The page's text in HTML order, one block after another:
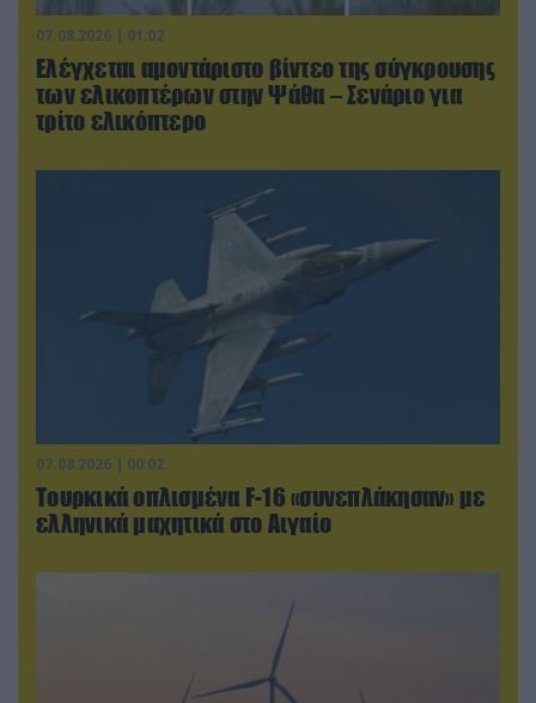
07.08.2026 | 01:02
Ελέγχεται αμοντάριστο βίντεο της σύγκρουσης
των ελικοπτέρων στην Ψάθα – Σενάριο για
τρίτο ελικόπτερο
07.08.2026 | 00:02
Τουρκικά οπλισμένα F-16 «συνεπλάκησαν» με
ελληνικά μαχητικά στο Αιγαίο